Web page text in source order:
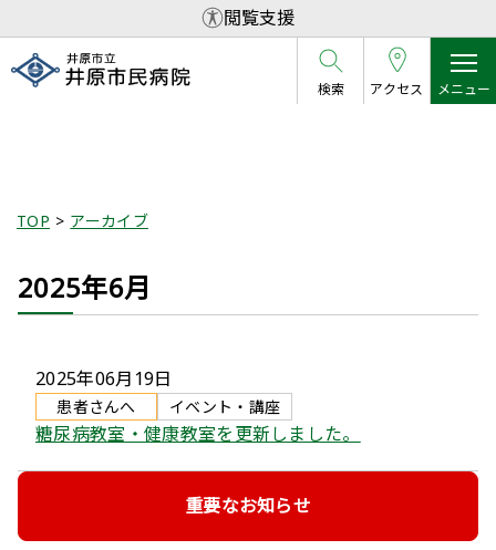
閲覧支援
検索 アクセス メニュー
TOP アーカイブ
2025年6月
2025年06月19日
患者さんへ イベント・講座
糖尿病教室・健康教室を更新しました。
重要なお知らせ